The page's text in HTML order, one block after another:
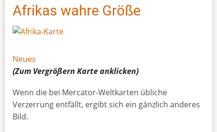
Afrikas wahre Größe
Neues
(Zum Vergrößern Karteanklicken)
Wenn die bei Mercator-Weltkarten übliche
Verzerrung entfällt, ergibt sich ein gänzlich anderes
Bild.